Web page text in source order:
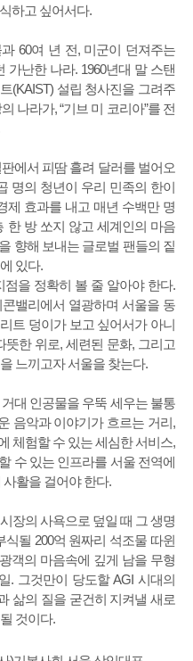
하고 싶어서다.
60여 년 전, 미군이 던져주는
가난한 나라. 1960년대 말 스탠
(KAIST) 설립 청사진을 그려주
나라가, “기브 미 코리아”를 전
에서 피땀 흘려 달러를 벌어오
명의 청년이 우리 민족의 한이
제 효과를 내고 매년 수백만 명
한 방 쏘지 않고 세계인의 마음
향해 보내는 글로벌 팬들의 짙
있다.
을 정확히 볼 줄 알아야 한다.
밸리에서 열광하며 서울을 동
트 덩이가 보고 싶어서가 아니
뜻한 위로, 세련된 문화, 그리고
느끼고자 서울을 찾는다.
대 인공물을 우뚝 세우는 불통
음악과 이야기가 흐르는 거리,
체험할 수 있는 세심한 서비스,
수 있는 인프라를 서울 전역에
사활을 걸어야 한다.
장의 사욕으로 덮일 때 그 생명
될 200억 원짜리 석조물 따윈
객의 마음속에 깊게 남을 무형
. 그것만이 당도할 AGI 시대의
삶의 질을 굳건히 지켜낼 새로
것이다.